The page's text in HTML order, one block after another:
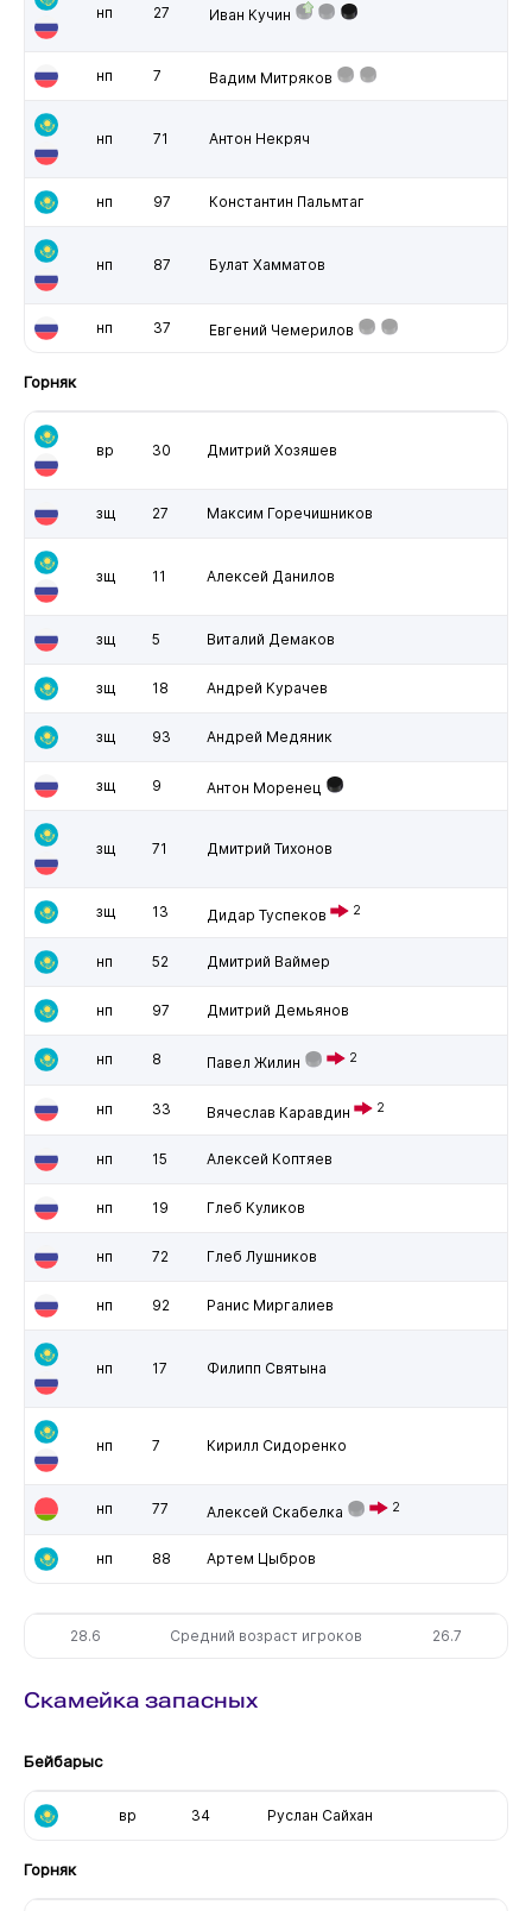
нп 27 Иван Кучин
нп 7 Вадим Митряков
нп 71 Антон Некряч
нп 97 Константин Пальмтаг
нп 87 Булат Хамматов
нп 37 Евгений Чемерилов
Горняк
вр 30 Дмитрий Хозяшев
зщ 27 Максим Горечишников
зщ 11 Алексей Данилов
зщ 5 Виталий Демаков
зщ 18 Андрей Курачев
зщ 93 Андрей Медяник
зщ 9 Антон Моренец
зщ 71 Дмитрий Тихонов
зщ 13 Дидар Туспеков 2
нп 52 Дмитрий Ваймер
нп 97 Дмитрий Демьянов
нп 8 Павел Жилин 2
нп 33 Вячеслав Каравдин 2
нп 15 Алексей Коптяев
нп 19 Глеб Куликов
нп 72 Глеб Лушников
нп 92 Ранис Миргалиев
нп 17 Филипп Святына
нп 7 Кирилл Сидоренко
нп 77 Алексей Скабелка 2
нп 88 Артем Цыбров
28.6 Средний возраст игроков 26.7
Скамейка запасных
Бейбарыс
вр 34 Руслан Сайхан
Горняк